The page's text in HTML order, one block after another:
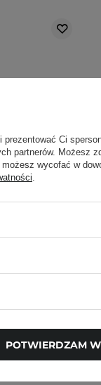
Ci
partnerów. Możesz
wycofać w
.
POTWIERDZAM